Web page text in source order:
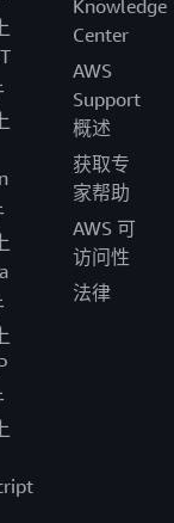
Knowledge
Center
AWS
Support
概述
获取专
家帮助
AWS 可
访问性
法律